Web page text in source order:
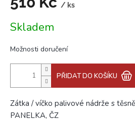
/ ks
cena:
Skladem
Možnosti doručení
PŘIDAT DO KOŠÍKU
Zátka / víčko palivové nádrže s
PANELKA, ČZ